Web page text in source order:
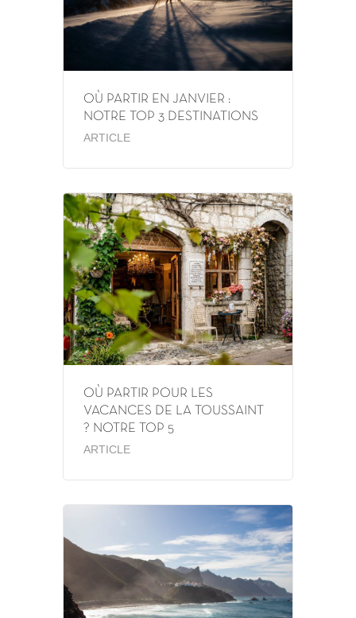
OÙ PARTIR EN JANVIER :
NOTRE TOP 3 DESTINATIONS
ARTICLE
OÙ PARTIR POUR LES
VACANCES DE LA TOUSSAINT
? NOTRE TOP 5
ARTICLE